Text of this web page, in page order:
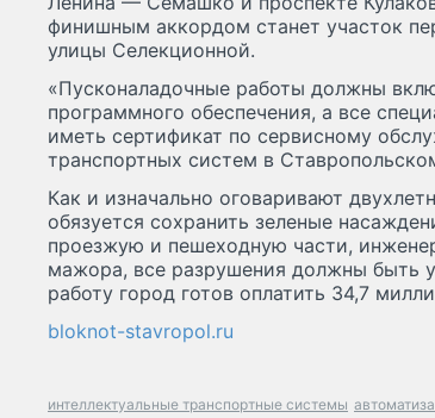
финишным аккордом станет участок
улицы Селекционной.
«Пусконаладочные работы должны
программного обеспечения, а все
иметь сертификат по сервисному
транспортных систем в
Как и изначально оговаривают
обязуется сохранить зеленые
проезжую и пешеходную части,
мажора, все разрушения должны быть
работу город готов оплатить 34,7
bloknot-stavropol.ru
интеллектуальные транспортные системы